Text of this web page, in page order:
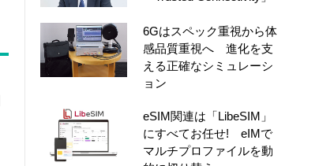
6Gはスペック重視から体
感品質重視へ 進化を支
える正確なシミュレーシ
ョン
eSIM関連は「LibeSIM」
にすべてお任せ! eIMで
マルチプロファイルを動